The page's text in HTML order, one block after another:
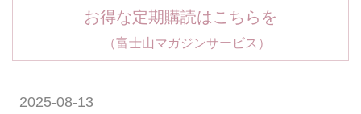
お得な定期購読はこちらを
（富士山マガジンサービス）
2025-08-13